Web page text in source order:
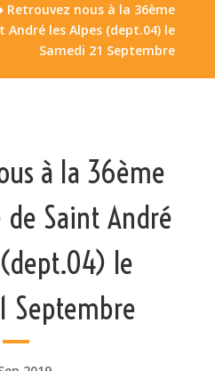
 Retrouvez nous à la 36ème
les Alpes (dept.04) le
Samedi 21 Septembre
à la 36ème
Saint André
le
Septembre